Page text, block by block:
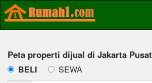
Peta properti dijual di Jakarta Pusat
BELI SEWA